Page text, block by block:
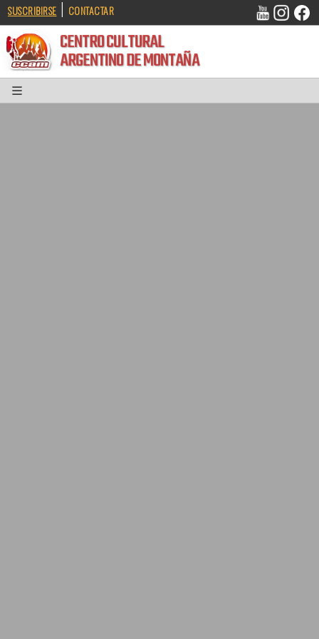
SUSCRIBIRSE | CONTACTAR
CENTRO CULTURAL
ARGENTINO DE MONTAÑA